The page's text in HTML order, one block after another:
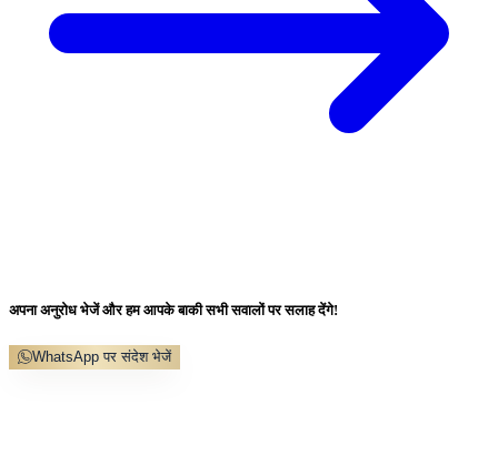
अपना अनुरोध भेजें और हम आपके बाकी सभी सवालों पर सलाह देंगे!
WhatsApp पर संदेश भेजें